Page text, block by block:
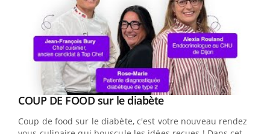
Youtube
COUP DE FOOD sur le diabèteYoutube
Coup de food sur le diabète, c'est votre nouveau rendez-